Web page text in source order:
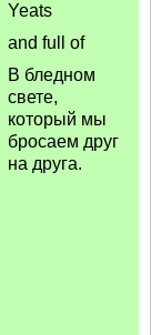
Yeats
and full of
В бледном
свете,
который мы
бросаем друг
на друга.